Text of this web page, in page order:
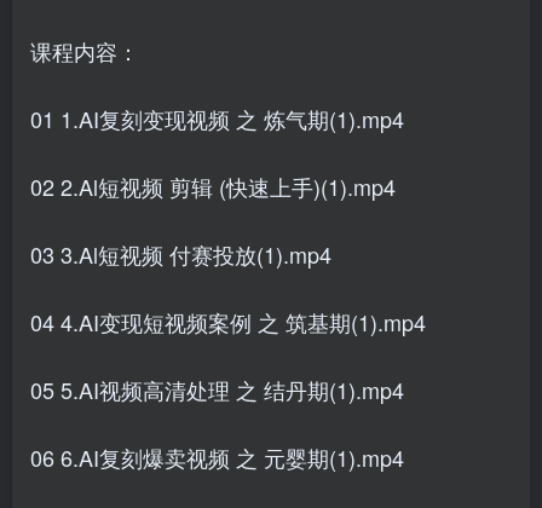
课程内容：
01 1.AI复刻变现视频 之 炼气期(1).mp4
02 2.Al短视频 剪辑 (快速上手)(1).mp4
03 3.Al短视频 付赛投放(1).mp4
04 4.AI变现短视频案例 之 筑基期(1).mp4
05 5.AI视频高清处理 之 结丹期(1).mp4
06 6.AI复刻爆卖视频 之 元婴期(1).mp4